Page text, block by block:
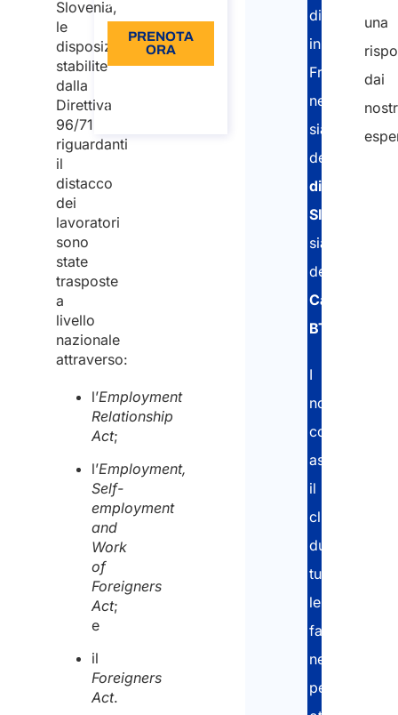
Slovenia,
le
disposizioni
stabilite
dalla
Direttiva
96/71
riguardanti
il
distacco
dei
lavoratori
sono
state
trasposte
a
livello
nazionale
attraverso:
l’Employment
Relationship
Act;
l’Employment,
Self-
employment
and
Work
of
Foreigners
Act;
e
il
Foreigners
Act.
PRENOTA
ORA
distaccati
in
Francia
sia
della
SIPSI
sia
della
Carta
BTP
I
nostri
consulenti
assistono
il
cliente
durante
tutte
le
fasi
necessarie
per
una
dai